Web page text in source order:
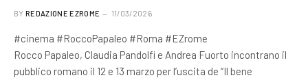
BY REDAZIONE EZROME 11/03/2026
#cinema #RoccoPapaleo #Roma #EZrome
Rocco Papaleo, Claudia Pandolfi e Andrea Fuorto incontrano il
pubblico romano il 12 e 13 marzo per l’uscita de “Il bene